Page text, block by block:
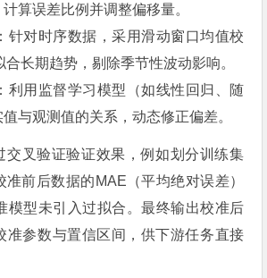
算误差比例并调整偏移量。
：针对时序数据，采用滑动窗口均值校
长期趋势，剔除季节性波动影响。
：利用监督学习模型（如线性回归、随
与观测值的关系，动态修正偏差。
交叉验证验证效果，例如划分训练集
前后数据的MAE（平均绝对误差）
模型未引入过拟合。最终输出校准后
准参数与置信区间，供下游任务直接